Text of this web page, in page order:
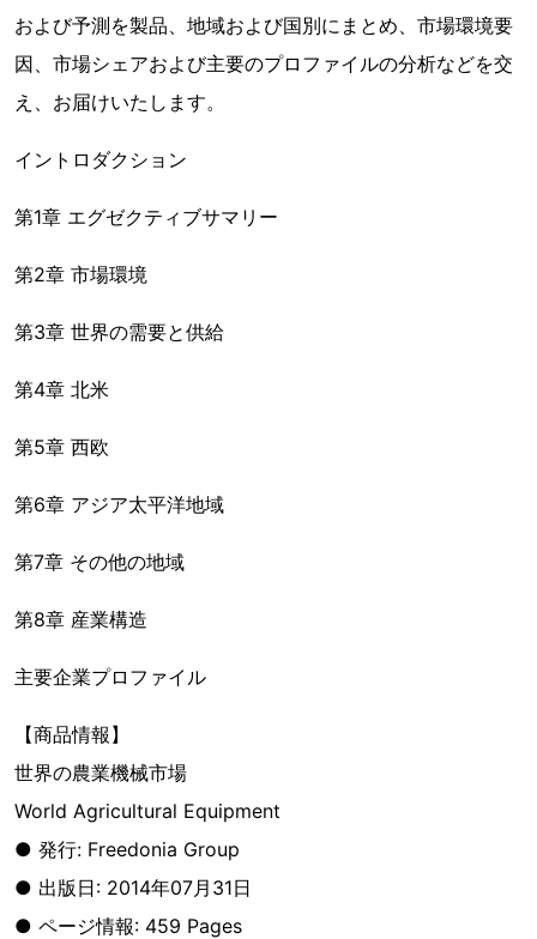
および予測を製品、地域および国別にまとめ、市場環境要
因、市場シェアおよび主要のプロファイルの分析などを交
え、お届けいたします。
イントロダクション
第1章 エグゼクティブサマリー
第2章 市場環境
第3章 世界の需要と供給
第4章 北米
第5章 西欧
第6章 アジア太平洋地域
第7章 その他の地域
第8章 産業構造
主要企業プロファイル
【商品情報】
世界の農業機械市場
World Agricultural Equipment
● 発行: Freedonia Group
● 出版日: 2014年07月31日
● ページ情報: 459 Pages